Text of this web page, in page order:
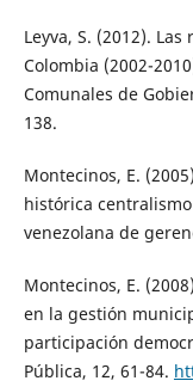
Leyva, S. (2012).
Colombia (2002-
Comunales de
138.
Montecinos, E.
histórica
venezolana de
Montecinos, E.
en la gestión
participación
Pública, 12, 61-84.